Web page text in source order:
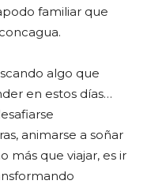
familiar que
algo que
en estos días…
animarse a soñar
más que viajar, es ir